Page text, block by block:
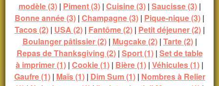
modèle (3)| Piment (3)| Cuisine (3)| Saucisse (3)|
Bonne année (3) | Champagne (3) | Pique-nique (3) |
Tacos (2)| USA (2)| Fantôme (2)| Petit déjeuner (2)|
Boulanger pâtissier (2)| Mugcake (2)| Tarte (2)|
Repas de Thanksgiving (2)| Sport (1)| Set de table
à imprimer (1) | Cookie (1) | Bière (1) | Véhicules (1) |
Gaufre (1)| Maïs (1)| Dim Sum (1)| Nombres à Relier